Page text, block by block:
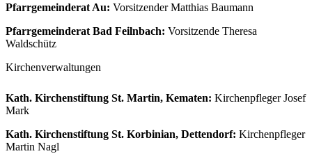
Pfarrgemeinderat Au: Vorsitzender Matthias Baumann
Pfarrgemeinderat Bad Feilnbach: Vorsitzende Theresa
Waldschütz
Kirchenverwaltungen
Kath. Kirchenstiftung St. Martin, Kematen: Kirchenpfleger Josef
Mark
Kath. Kirchenstiftung St. Korbinian, Dettendorf: Kirchenpfleger
Martin Nagl